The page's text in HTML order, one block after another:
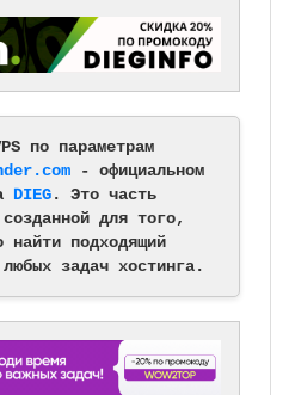
по параметрам
- официальном
DIEG. Это часть
для того,
найти подходящий
задач хостинга.